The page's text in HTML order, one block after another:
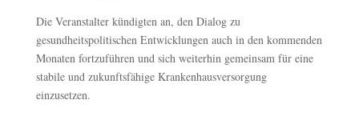
Die Veranstalter kündigten an, den Dialog zu
gesundheitspolitischen Entwicklungen auch in den kommenden
Monaten fortzuführen und sich weiterhin gemeinsam für eine
stabile und zukunftsfähige Krankenhausversorgung
einzusetzen.